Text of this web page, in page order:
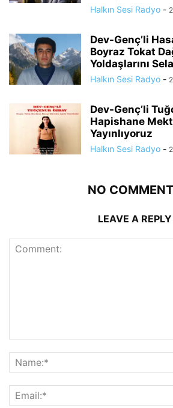
Halkın Sesi Radyo -
Dev-Genç’li
Boyraz Tokat
Yoldaşlarını
Halkın Sesi Radyo -
Dev-Genç’li
Hapishane
Yayınlıyoruz
Halkın Sesi Radyo -
NO
LEAVE A REPLY